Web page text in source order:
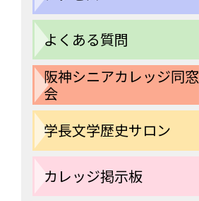
よくある質問
阪神シニアカレッジ同窓
会
学長文学歴史サロン
カレッジ掲示板